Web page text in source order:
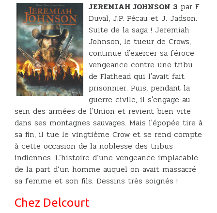
JEREMIAH JOHNSON 3 par F.
Duval, J.P. Pécau et J. Jadson.
Suite de la saga ! Jeremiah
Johnson, le tueur de Crows,
continue d'exercer sa féroce
vengeance contre une tribu
de Flathead qui l'avait fait
prisonnier. Puis, pendant la
guerre civile, il s'engage au
sein des armées de l'Union et revient bien vite
dans ses montagnes sauvages. Mais l'épopée tire à
sa fin, il tue le vingtième Crow et se rend compte
à cette occasion de la noblesse des tribus
indiennes. L’histoire d’une vengeance implacable
de la part d’un homme auquel on avait massacré
sa femme et son fils. Dessins très soignés !
Chez Delcourt